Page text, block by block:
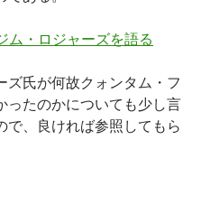
ム・ロジャーズを語る
ズ氏が何故クォンタム・フ
ったのかについても少し言
で、良ければ参照してもら